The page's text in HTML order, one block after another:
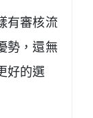
有審核流
勢，還無
好的選